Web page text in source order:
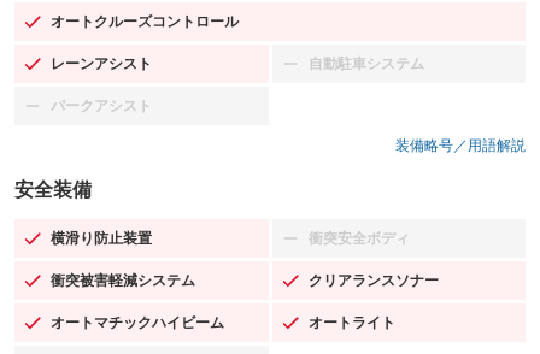
オートクルーズコントロール
：装備あり
レーンアシスト
：装備あり 自動駐車システム
：装備なし
パークアシスト
：装備なし
装備略号／用語解説
安全装備
横滑り防止装置
：装備あり 衝突安全ボディ
：装備なし
衝突被害軽減システム
：装備あり クリアランスソナー
：装備あり
オートマチックハイビーム
：装備あり オートライト
：装備あり